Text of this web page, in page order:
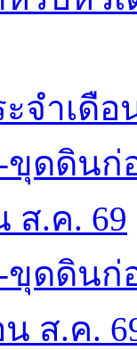
จำเดือ
ดดินก่
ส.ค. 69
ดดินก่
ส.ค.